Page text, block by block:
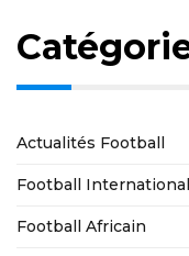
Actualités Football
Football International
Football Africain